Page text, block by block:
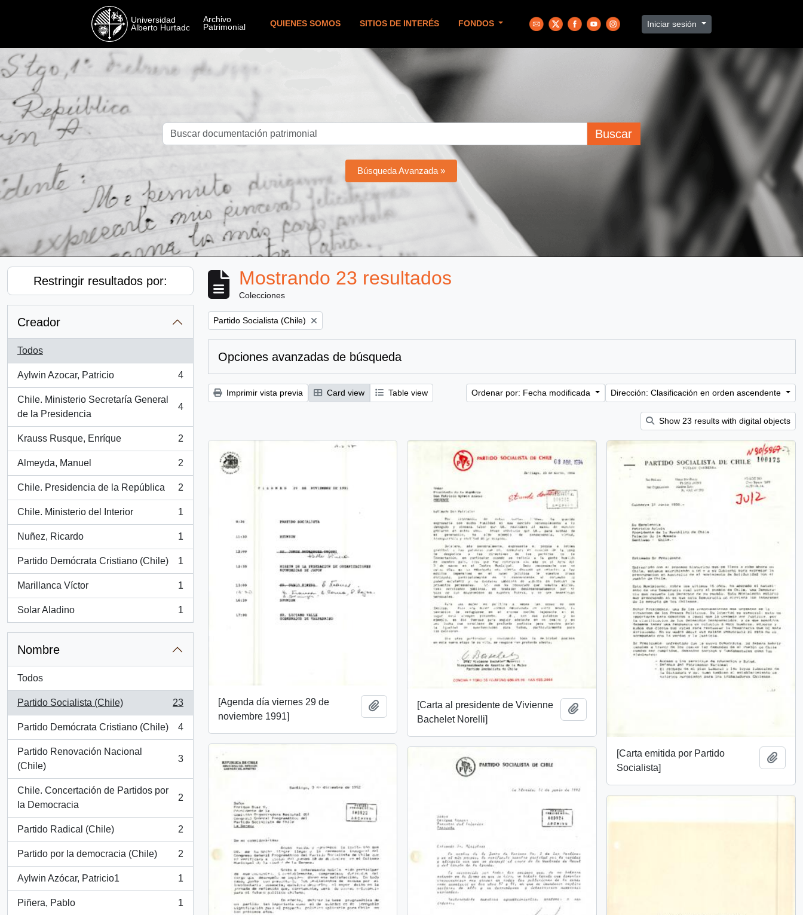
QUIENES SOMOS SITIOS DE INTERÉS FONDOS Iniciar sesión
Buscar
Búsqueda Avanzada »
Restringir resultados por:
Creador
Todos
Aylwin Azocar, Patricio
, 4 resultados
4
Chile. Ministerio Secretaría General
de la Presidencia
, 4 resultados
4
Krauss Rusque, Enríque
, 2 resultados
2
Almeyda, Manuel
, 2 resultados
2
Chile. Presidencia de la República
, 2 resultados
2
Chile. Ministerio del Interior
, 1 resultados
1
Nuñez, Ricardo
, 1 resultados
1
Partido Demócrata Cristiano (Chile)
, 1 resultados
1
Marillanca Víctor
, 1 resultados
1
Solar Aladino
, 1 resultados
1
Nombre
Todos
Partido Socialista (Chile)
, 23 resultados
23
Partido Demócrata Cristiano (Chile)
, 4 resultados
4
Partido Renovación Nacional
(Chile)
, 3 resultados
3
Chile. Concertación de Partidos por
la Democracia
, 2 resultados
2
Partido Radical (Chile)
, 2 resultados
2
Partido por la democracia (Chile)
, 2 resultados
2
Aylwin Azócar, Patricio1
, 1 resultados
1
Piñera, Pablo
, 1 resultados
1
Mostrando 23 resultados
Colecciones
Remove filter:
Partido Socialista (Chile)
Opciones avanzadas de búsqueda
Imprimir vista previa Card view Table view Ordenar por: Fecha modificada Dirección: Clasificación en orden ascendente
Show 23 results with digital objects
[Agenda día viernes 29 de
noviembre 1991]
Añadir al portapapeles
[Carta al presidente de Vivienne
Bachelet Norelli]
Añadir al portapapeles
[Carta emitida por Partido
Socialista]